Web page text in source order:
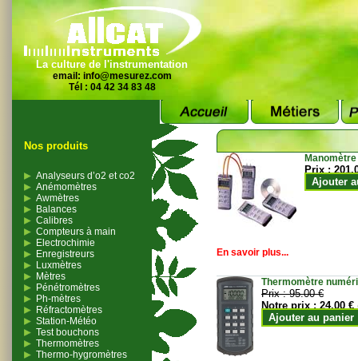
La culture de l'instrumentation
email: info@mesurez.com
Tél : 04 42 34 83 48
Nos produits
Analyseurs d’o2 et co2
Anémomètres
Awmètres
Balances
Calibres
Compteurs à main
Electrochimie
Enregistreurs
Luxmètres
Mètres
Pénétromètres
Ph-mètres
Réfractomètres
Station-Météo
Test bouchons
Thermomètres
Thermo-hygromètres
Prix :
Ajouter
En savoir plus...
Thermomètre
Prix :95.00 €
Notre prix :24.00 €
Ajouter au panier